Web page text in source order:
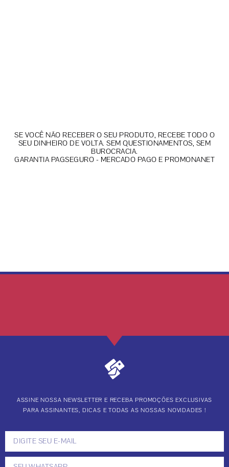
SE VOCÊ NÃO RECEBER O SEU PRODUTO, RECEBE TODO O
SEU DINHEIRO DE VOLTA. SEM QUESTIONAMENTOS, SEM
BUROCRACIA.
GARANTIA PAGSEGURO - MERCADO PAGO E PROMONANET
ASSINE NOSSA NEWSLETTER E RECEBA PROMOÇÕES EXCLUSIVAS
PARA ASSINANTES, DICAS E TODAS AS NOSSAS NOVIDADES !